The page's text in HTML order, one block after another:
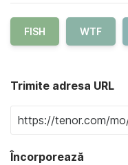
FISH WTF
Trimite adresa URL
Încorporează